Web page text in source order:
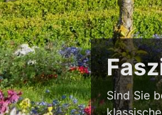
Sind Sie